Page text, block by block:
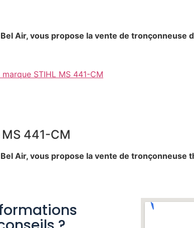
Air, vous propose la vente de tronçonneuse
STIHL MS 441-CM
441-CM
Air, vous propose la vente de tronçonneuse